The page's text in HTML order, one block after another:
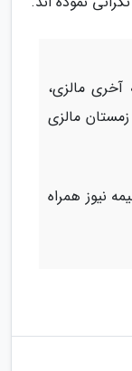
آخری مالزی،
زمستان مالزی
نیوز همراه